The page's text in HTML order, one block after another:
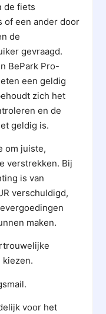
de fiets
of een ander door
de
gevraagd.
BePark Pro-
een geldig
zich het
en de
geldig is.
om juiste,
verstrekken. Bij
is van
verschuldigd,
maken.
kiezen.
voor het